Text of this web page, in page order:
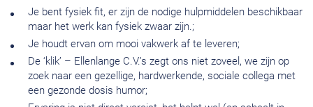
Je bent fysiek fit, er zijn de nodige hulpmiddelen beschikbaar
maar het werk kan fysiek zwaar zijn.;
Je houdt ervan om mooi vakwerk af te leveren;
De ‘klik’ – Ellenlange C.V.’s zegt ons niet zoveel, we zijn op
zoek naar een gezellige, hardwerkende, sociale collega met
een gezonde dosis humor;